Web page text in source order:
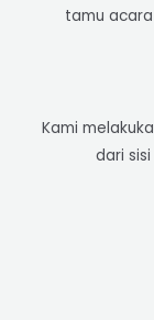
tamu
Kami
dari